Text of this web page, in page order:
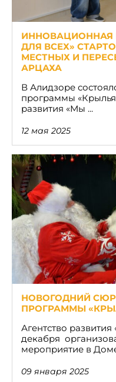
ИННОВАЦИОННАЯ
ДЛЯ ВСЕХ»
МЕСТНЫХ И
АРЦАХА
В Алидзоре
программы «Крылья
развития «Мы ...
12 мая 2025
НОВОГОДНИЙ
ПРОГРАММЫ
Агентство
декабря
мероприятие в
09 января 2025